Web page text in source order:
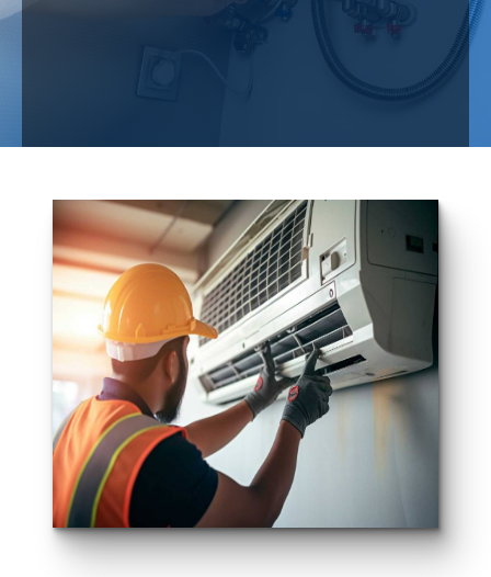
Ventilation
Jambes
SRL MARCHAL